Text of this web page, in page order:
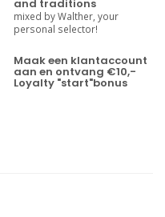
and traditions
mixed by Walther, your
personal selector!
Maak een klantaccount
aan en ontvang €10,-
Loyalty "start"bonus